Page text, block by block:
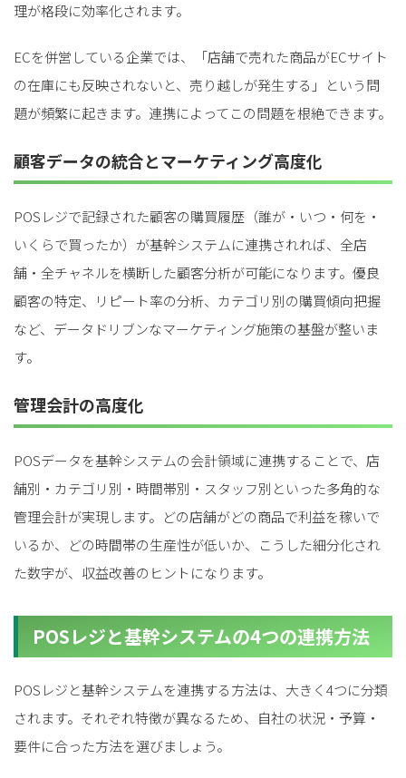
理が格段に効率化されます。
ECを併営している企業では、「店舗で売れた商品がECサイト
の在庫にも反映されないと、売り越しが発生する」という問
題が頻繁に起きます。連携によってこの問題を根絶できます。
顧客データの統合とマーケティング高度化
POSレジで記録された顧客の購買履歴（誰が・いつ・何を・
いくらで買ったか）が基幹システムに連携されれば、全店
舗・全チャネルを横断した顧客分析が可能になります。優良
顧客の特定、リピート率の分析、カテゴリ別の購買傾向把握
など、データドリブンなマーケティング施策の基盤が整いま
す。
管理会計の高度化
POSデータを基幹システムの会計領域に連携することで、店
舗別・カテゴリ別・時間帯別・スタッフ別といった多角的な
管理会計が実現します。どの店舗がどの商品で利益を稼いで
いるか、どの時間帯の生産性が低いか、こうした細分化され
た数字が、収益改善のヒントになります。
POSレジと基幹システムの4つの連携方法
POSレジと基幹システムを連携する方法は、大きく4つに分類
されます。それぞれ特徴が異なるため、自社の状況・予算・
要件に合った方法を選びましょう。